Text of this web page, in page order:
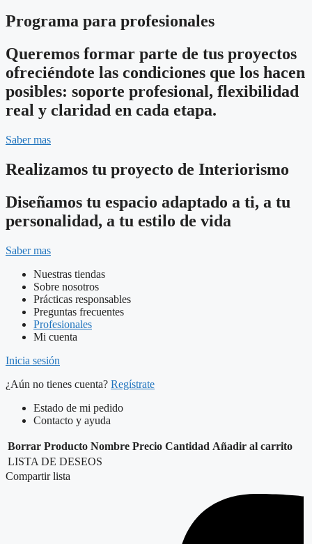
Programa para profesionales
Queremos formar parte de tus proyectos
ofreciéndote las condiciones que los hacen
posibles: soporte profesional, flexibilidad
real y claridad en cada etapa.
Saber mas
Realizamos tu proyecto de Interiorismo
Diseñamos tu espacio adaptado a ti, a tu
personalidad, a tu estilo de vida
Saber mas
Nuestras tiendas
Sobre nosotros
Prácticas responsables
Preguntas frecuentes
Profesionales
Mi cuenta
Inicia sesión
¿Aún no tienes cuenta? Regístrate
Estado de mi pedido
Contacto y ayuda
Borrar Producto Nombre Precio Cantidad Añadir al carrito
LISTA DE DESEOS
Compartir lista